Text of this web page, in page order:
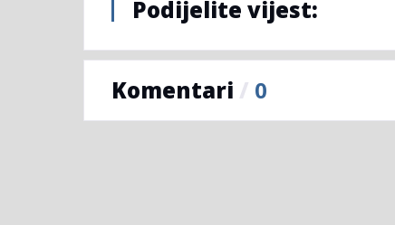
Podijelite vijest:
Komentari / 0